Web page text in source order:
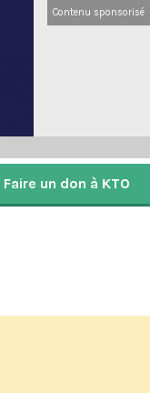
Contenu sponsorisé
Faire un don à KTO